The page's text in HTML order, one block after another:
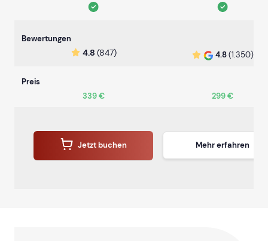
Bewertungen
4.8 (847) 4.8(1.350)
Preis
339 €
299 €
Jetzt buchen Mehr erfahren